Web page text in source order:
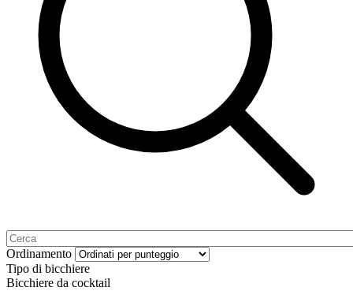
Ordinamento
Tipo di bicchiere
Bicchiere da cocktail